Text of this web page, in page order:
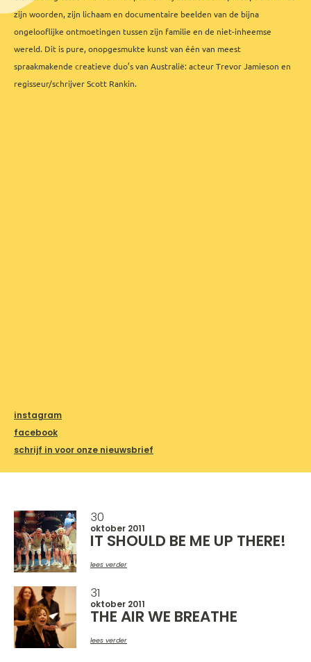
zijn woorden, zijn lichaam en documentaire beelden van de bijna
ongelooflijke ontmoetingen tussen zijn familie en de niet-inheemse
wereld. Dit is pure, onopgesmukte kunst van één van meest
spraakmakende creatieve duo’s van Australië: acteur Trevor Jamieson en
regisseur/schrijver Scott Rankin.
instagram
facebook
schrijf in voor onze nieuwsbrief
30
oktober 2011
IT SHOULD BE ME UP THERE!
lees verder
31
oktober 2011
THE AIR WE BREATHE
lees verder